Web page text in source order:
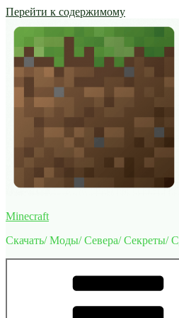
Перейти к содержимому
Minecraft
Скачать/ Моды/ Севера/ Секреты/